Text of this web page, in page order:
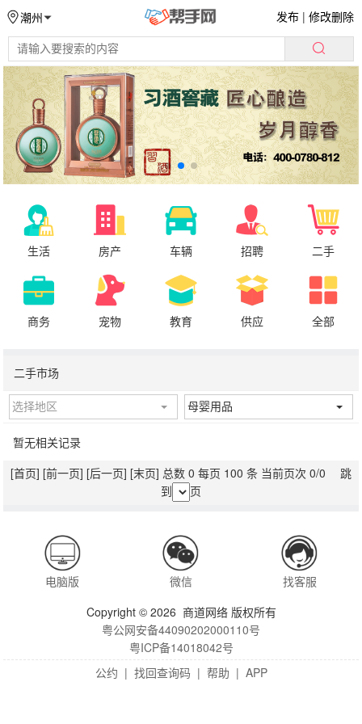
潮州 发布 |修改删除
生活 房产 车辆 招聘 二手
商务 宠物 教育 供应 全部
二手市场
选择地区 母婴用品
暂无相关记录
[首页] [前一页] [后一页] [末页] 总数 0 每页 100 条 当前页次 0/0 跳
到
页
电脑版 微信
找客服
Copyright © 2026 商道网络 版权所有
粤公网安备44090202000110号
粤ICP备14018042号
公约 | 找回查询码 | 帮助 | APP